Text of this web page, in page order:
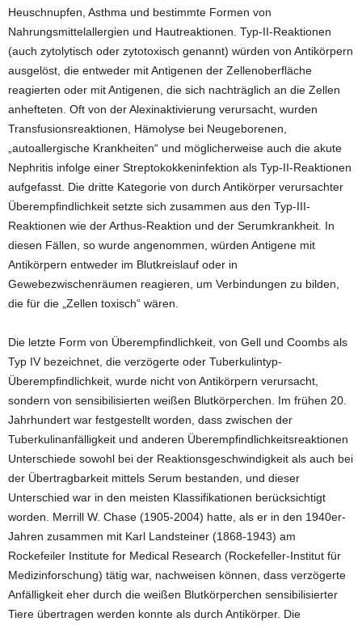
Heuschnupfen, Asthma und bestimmte Formen von
Nahrungsmittelallergien und Hautreaktionen. Typ-II-Reaktionen
(auch zytolytisch oder zytotoxisch genannt) würden von Antikörpern
ausgelöst, die entweder mit Antigenen der Zellenoberfläche
reagierten oder mit Antigenen, die sich nachträglich an die Zellen
anhefteten. Oft von der Alexinaktivierung verursacht, wurden
Transfusionsreaktionen, Hämolyse bei Neugeborenen,
„autoallergische Krankheiten“ und möglicherweise auch die akute
Nephritis infolge einer Streptokokkeninfektion als Typ-II-Reaktionen
aufgefasst. Die dritte Kategorie von durch Antikörper verursachter
Überempfindlichkeit setzte sich zusammen aus den Typ-III-
Reaktionen wie der Arthus-Reaktion und der Serumkrankheit. In
diesen Fällen, so wurde angenommen, würden Antigene mit
Antikörpern entweder im Blutkreislauf oder in
Gewebezwischenräumen reagieren, um Verbindungen zu bilden,
die für die „Zellen toxisch“ wären.
Die letzte Form von Überempfindlichkeit, von Gell und Coombs als
Typ IV bezeichnet, die verzögerte oder Tuberkulintyp-
Überempfindlichkeit, wurde nicht von Antikörpern verursacht,
sondern von sensibilisierten weißen Blutkörperchen. Im frühen 20.
Jahrhundert war festgestellt worden, dass zwischen der
Tuberkulinanfälligkeit und anderen Überempfindlichkeitsreaktionen
Unterschiede sowohl bei der Reaktionsgeschwindigkeit als auch bei
der Übertragbarkeit mittels Serum bestanden, und dieser
Unterschied war in den meisten Klassifikationen berücksichtigt
worden. Merrill W. Chase (1905-2004) hatte, als er in den 1940er-
Jahren zusammen mit Karl Landsteiner (1868-1943) am
Rockefeiler Institute for Medical Research (Rockefeller-Institut für
Medizinforschung) tätig war, nachweisen können, dass verzögerte
Anfälligkeit eher durch die weißen Blutkörperchen sensibilisierter
Tiere übertragen werden konnte als durch Antikörper. Die